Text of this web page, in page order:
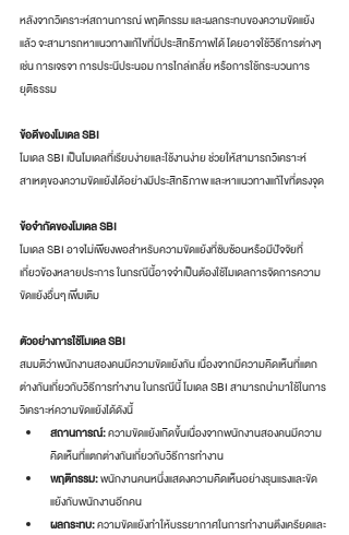
หลังจากวิเคราะห์สถานการณ์ พฤติกรรม และผลกระทบของความขัดแย้ง
แล้ว จะสามารถหาแนวทางแก้ไขที่มีประสิทธิภาพได้ โดยอาจใช้วิธีการต่างๆ
เช่น การเจรจา การประนีประนอม การไกล่เกลี่ย หรือการใช้กระบวนการ
ยุติธรรม
ข้อดีของโมเดล SBI
โมเดล SBI เป็นโมเดลที่เรียบง่ายและใช้งานง่าย ช่วยให้สามารถวิเคราะห์
สาเหตุของความขัดแย้งได้อย่างมีประสิทธิภาพ และหาแนวทางแก้ไขที่ตรงจุด
ข้อจำกัดของโมเดล SBI
โมเดล SBI อาจไม่เพียงพอสำหรับความขัดแย้งที่ซับซ้อนหรือมีปัจจัยที่
เกี่ยวข้องหลายประการ ในกรณีนี้อาจจำเป็นต้องใช้โมเดลการจัดการความ
ขัดแย้งอื่นๆ เพิ่มเติม
ตัวอย่างการใช้โมเดล SBI
สมมติว่าพนักงานสองคนมีความขัดแย้งกัน เนื่องจากมีความคิดเห็นที่แตก
ต่างกันเกี่ยวกับวิธีการทำงาน ในกรณีนี้ โมเดล SBI สามารถนำมาใช้ในการ
วิเคราะห์ความขัดแย้งได้ดังนี้
สถานการณ์: ความขัดแย้งเกิดขึ้นเนื่องจากพนักงานสองคนมีความ
คิดเห็นที่แตกต่างกันเกี่ยวกับวิธีการทำงาน
พฤติกรรม: พนักงานคนหนึ่งแสดงความคิดเห็นอย่างรุนแรงและขัด
แย้งกับพนักงานอีกคน
ผลกระทบ: ความขัดแย้งทำให้บรรยากาศในการทำงานตึงเครียดและ